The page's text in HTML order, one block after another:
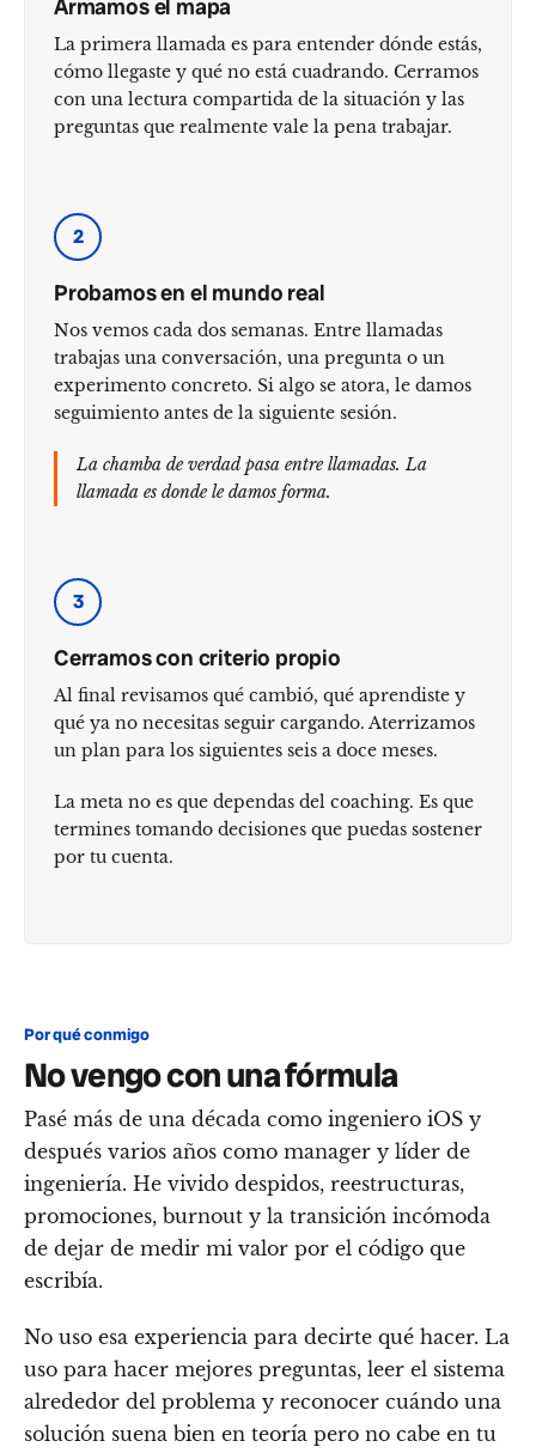
Armamos el mapa
La primera llamada es para entender dónde estás,
cómo llegaste y qué no está cuadrando. Cerramos
con una lectura compartida de la situación y las
preguntas que realmente vale la pena trabajar.
2
Probamos en el mundo real
Nos vemos cada dos semanas. Entre llamadas
trabajas una conversación, una pregunta o un
experimento concreto. Si algo se atora, le damos
seguimiento antes de la siguiente sesión.
La chamba de verdad pasa entre llamadas. La
llamada es donde le damos forma.
3
Cerramos con criterio propio
Al final revisamos qué cambió, qué aprendiste y
qué ya no necesitas seguir cargando. Aterrizamos
un plan para los siguientes seis a doce meses.
La meta no es que dependas del coaching. Es que
termines tomando decisiones que puedas sostener
por tu cuenta.
Por qué conmigo
No vengo con una fórmula
Pasé más de una década como ingeniero iOS y
después varios años como manager y líder de
ingeniería. He vivido despidos, reestructuras,
promociones, burnout y la transición incómoda
de dejar de medir mi valor por el código que
escribía.
No uso esa experiencia para decirte qué hacer. La
uso para hacer mejores preguntas, leer el sistema
alrededor del problema y reconocer cuándo una
solución suena bien en teoría pero no cabe en tu